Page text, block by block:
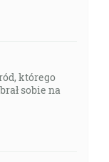
którego
sobie na